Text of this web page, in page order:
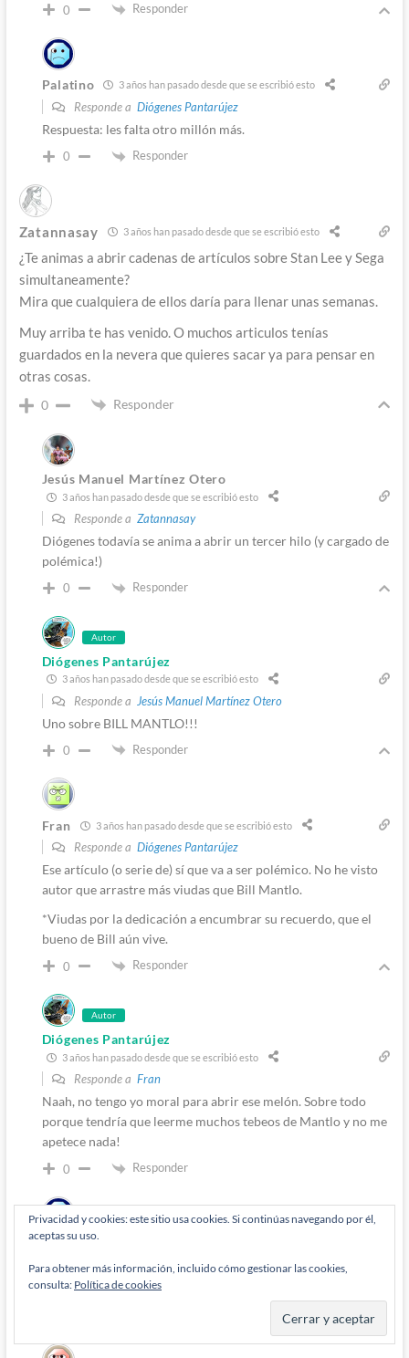
0 Responder
Palatino 3 años han pasado desde que se escribió esto
Responde a Diógenes Pantarújez
Respuesta: les falta otro millón más.
0 Responder
Zatannasay 3 años han pasado desde que se escribió esto
¿Te animas a abrir cadenas de artículos sobre Stan Lee y Sega
simultaneamente?
Mira que cualquiera de ellos daría para llenar unas semanas.
Muy arriba te has venido. O muchos articulos tenías
guardados en la nevera que quieres sacar ya para pensar en
otras cosas.
0 Responder
Jesús Manuel Martínez Otero
3 años han pasado desde que se escribió esto
Responde a Zatannasay
Diógenes todavía se anima a abrir un tercer hilo (y cargado de
polémica!)
0 Responder
Autor
Diógenes Pantarújez
3 años han pasado desde que se escribió esto
Responde a Jesús Manuel Martínez Otero
Uno sobre BILL MANTLO!!!
0 Responder
Fran 3 años han pasado desde que se escribió esto
Responde a Diógenes Pantarújez
Ese artículo (o serie de) sí que va a ser polémico. No he visto
autor que arrastre más viudas que Bill Mantlo.
*Viudas por la dedicación a encumbrar su recuerdo, que el
bueno de Bill aún vive.
0 Responder
Autor
Diógenes Pantarújez
3 años han pasado desde que se escribió esto
Responde a Fran
Naah, no tengo yo moral para abrir ese melón. Sobre todo
porque tendría que leerme muchos tebeos de Mantlo y no me
apetece nada!
0 Responder
Palatino
Responde aDiógenes Pantarújez
Venga, Diógenes, you can.
Privacidad y cookies: este sitio usa cookies. Si continúas navegando por él,
aceptas su uso.
Para obtener más información, incluido cómo gestionar las cookies,
consulta: Política de cookies